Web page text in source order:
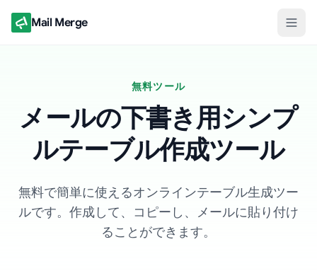
Mail Merge
無料ツール
メールの下書き用シンプ
ルテーブル作成ツール
無料で簡単に使えるオンラインテーブル生成ツー
ルです。作成して、コピーし、メールに貼り付け
ることができます。